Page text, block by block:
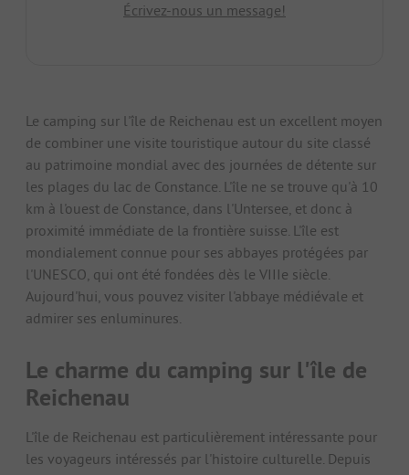
Écrivez-nous un message!
Le camping sur l'île de Reichenau est un excellent moyen
de combiner une visite touristique autour du site classé
au patrimoine mondial avec des journées de détente sur
les plages du lac de Constance. L'île ne se trouve qu'à 10
km à l'ouest de Constance, dans l'Untersee, et donc à
proximité immédiate de la frontière suisse. L'île est
mondialement connue pour ses abbayes protégées par
l'UNESCO, qui ont été fondées dès le VIIIe siècle.
Aujourd'hui, vous pouvez visiter l'abbaye médiévale et
admirer ses enluminures.
Le charme du camping sur l'île de
Reichenau
L'île de Reichenau est particulièrement intéressante pour
les voyageurs intéressés par l'histoire culturelle. Depuis